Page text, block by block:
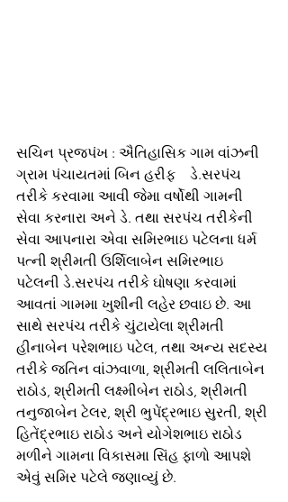
સચિન પ્રજપંખ : ઐતિહાસિક ગામ વાંઝની
ગ્રામ પંચાયતમાં બિન હરીફ    ડે.સરપંચ
તરીકે કરવામા આવી જેમા વર્ષોથી ગામની
સેવા કરનારા અને ડે. તથા સરપંચ તરીકેની
સેવા આપનારા એવા સમિરભાઇ પટેલના ધર્મ
પત્ની શ્રીમતી ઉર્શિલાબેન સમિરભાઇ
પટેલની ડે.સરપંચ તરીકે ઘોષણા કરવામાં
આવતાં ગામમા ખુશીની લહેર છવાઇ છે. આ
સાથે સરપંચ તરીકે ચુંટાયેલા શ્રીમતી
હીનાબેન પરેશભાઇ પટેલ, તથા અન્ય સદસ્ય
તરીકે જતિન વાંઝવાળા, શ્રીમતી લલિતાબેન
રાઠોડ, શ્રીમતી લક્ષ્મીબેન રાઠોડ, શ્રીમતી
તનુજાબેન ટેલર, શ્રી ભુપેંદ્રભાઇ સુરતી, શ્રી
હિતેંદ્રભાઇ રાઠોડ અને યોગેશભાઇ રાઠોડ
મળીને ગામના વિકાસમા સિંહ ફાળો આપશે
એવું સમિર પટેલે જણાવ્યું છે.